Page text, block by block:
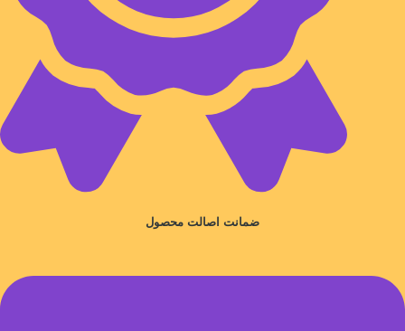
ضمانت اصالت محصول